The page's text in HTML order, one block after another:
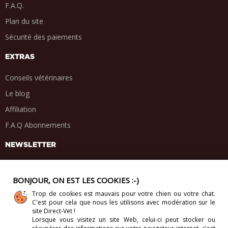
F.A.Q.
Plan du site
Sécurité des paiements
EXTRAS
Conseils vétérinaires
Le blog
Affiliation
F.A.Q Abonnements
NEWSLETTER
PARTAGE SOCIAL
. .
BONJOUR, ON EST LES COOKIES :-)
Trop de cookies est mauvais pour votre chien ou votre chat.
C'est pour cela que nous les utilisons avec modération sur le
site Direct-Vet !
Lorsque vous visitez un site Web, celui-cipeut stocker ou